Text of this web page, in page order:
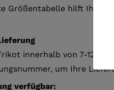
Größentabelle hilft
innerhalb von 7-12
um Ihre
verfügbar: